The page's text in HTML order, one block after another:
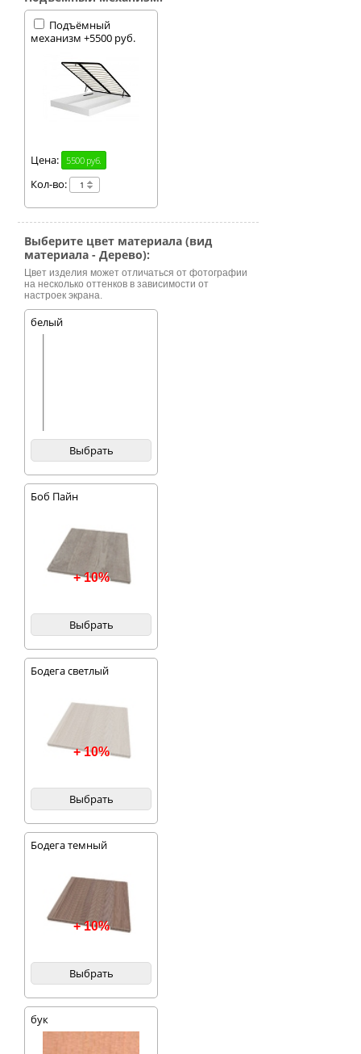
Подъёмный
механизм +5500 руб.
Цена: 5500 руб.
Кол-во:
Выберите цвет материала (вид
материала - Дерево):
Цвет изделия может отличаться от фотографии
на несколько оттенков в зависимости от
настроек экрана.
белый
Выбрать
Боб Пайн
+ 10%
Выбрать
Бодега светлый
+ 10%
Выбрать
Бодега темный
+ 10%
Выбрать
бук